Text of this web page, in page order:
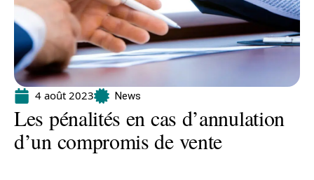
4 août 2023 News
Les pénalités en cas d’annulation
d’un compromis de vente